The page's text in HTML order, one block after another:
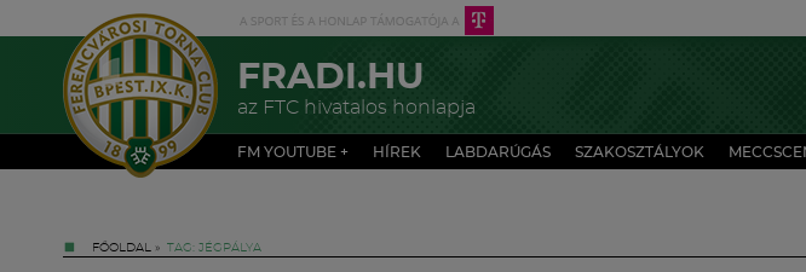
FRADI.HU
az FTC hivatalos honlapja
FM YOUTUBE + HÍREK LABDARÚGÁS SZAKOSZTÁLYOK
FŐOLDAL » TAG: JÉGPÁLYA